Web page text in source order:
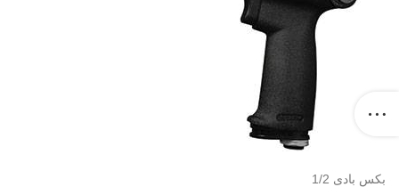
بکس بادی 1/2